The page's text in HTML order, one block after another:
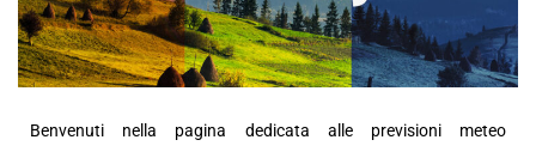
Benvenuti nella pagina dedicata alle previsioni meteo